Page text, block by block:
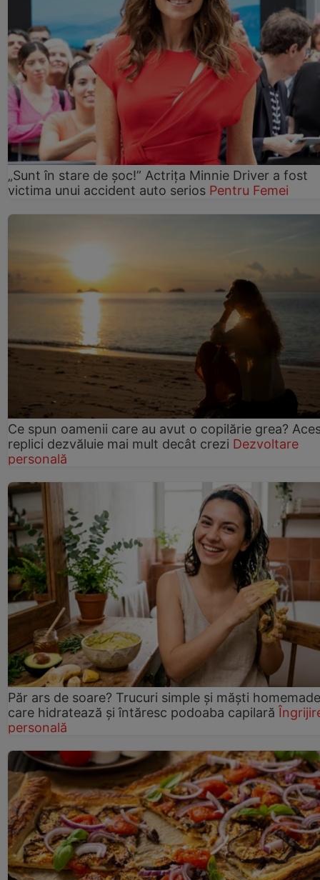
„Sunt în stare de șoc!” Actrița Minnie Driver a fost
victima unui accident auto serios Pentru Femei
Ce spun oamenii care au avut o copilărie grea?
replici dezvăluie mai mult decât crezi Dezvoltare
personală
Păr ars de soare? Trucuri simple și măști homemade
care hidratează și întăresc podoaba capilară
personală